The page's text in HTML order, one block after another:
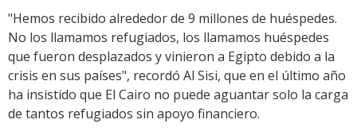
"Hemos recibido alrededor de 9 millones de huéspedes.
No los llamamos refugiados, los llamamos huéspedes
que fueron desplazados y vinieron a Egipto debido a la
crisis en sus países", recordó Al Sisi, que en el último año
ha insistido que El Cairo no puede aguantar solo la carga
de tantos refugiados sin apoyo financiero.